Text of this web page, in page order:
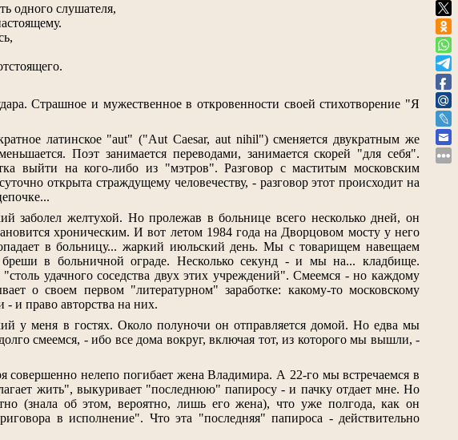
одного слушателя,
Страшное и мужественное в откровенности своей стихотворение "Я
латинское "aut" ("Aut Caesar, aut nihil") сменяется двукратным же
Поэт занимается переводами, занимается скорей "для себя".
выйти на кого-либо из "мэтров". Разговор с маститым московским
открыта страждущему человечеству, - разговор этот происходит на
заболел желтухой. Но пролежав в больнице всего несколько дней, он
хроническим. И вот летом 1984 года на Дворцовом мосту у него
в больницу... жаркий июльский день. Мы с товарищем навещаем
в больничной ограде. Несколько секунд - и мы на... кладбище.
удачного соседства двух этих учреждений". Смеемся - но каждому
о своем первом "литературном" заработке: какому-то московскому
и право авторства на них.
у меня в гостях. Около полуночи он отправляется домой. Но едва мы
смеемся, - ибо все дома вокруг, включая тот, из которого мы вышли, -
нелепо погибает жена Владимира. А 22-го мы встречаемся в
жить", выкуривает "последнюю" папиросу - и пачку отдает мне. Но
(знала об этом, вероятно, лишь его жена), что уже полгода, как он
в исполнение". Что эта "последняя" папироса - действительно